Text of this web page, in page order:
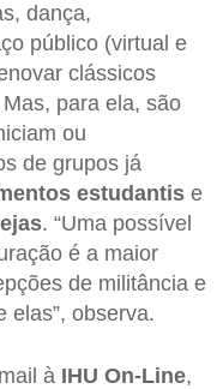
dança,
público (virtual e
clássicos
para ela, são
ou
de grupos já
estudantis e
. “Uma possível
é a maior
de militância e
elas”, observa.
à IHU On-Line,